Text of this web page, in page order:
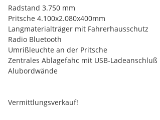
Radstand 3.750 mm
Pritsche 4.100x2.080x400mm
Langmaterialträger mit Fahrerhausschutz
Radio Bluetooth
Umrißleuchte an der Pritsche
Zentrales Ablagefahc mit USB-Ladeanschluß
Alubordwände
Vermittlungsverkauf!